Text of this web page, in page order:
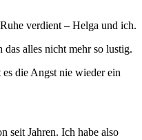
verdient – Helga und ich.
alles nicht mehr so lustig.
die Angst nie wieder ein
seit Jahren. Ich habe also